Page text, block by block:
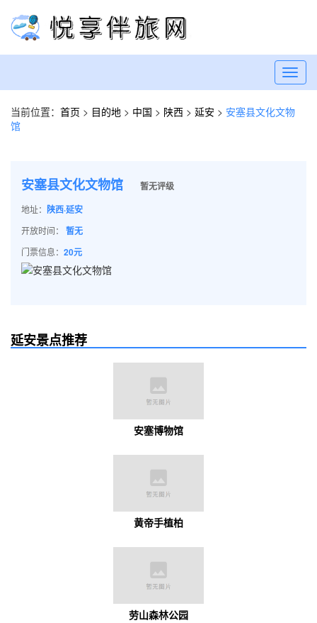
当前位置： 首页 > 目的地 > 中国 > 陕西 > 延安 > 安塞县文化文物
馆
安塞县文化文物馆 暂无评级
地址： 陕西·延安
开放时间： 暂无
门票信息： 20元
延安景点推荐
安塞博物馆
黄帝手植柏
劳山森林公园